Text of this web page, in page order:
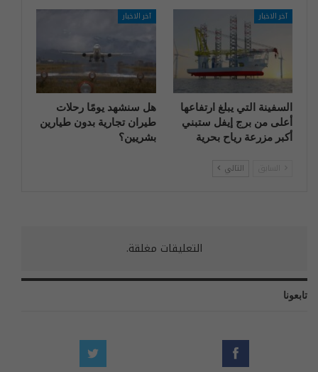
آخر الاخبار
السفينة التي يبلغ ارتفاعها
أعلى من برج إيفل ستبني
أكبر مزرعة رياح بحرية
آخر الاخبار
هل سنشهد يومًا رحلات
طيران تجارية بدون طيارين
بشريين؟
التالي
التعليقات مغلقة.
تابعونا